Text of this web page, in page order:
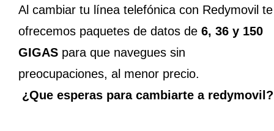
Al cambiar tu línea telefónica con Redymovil te
ofrecemos paquetes de datos de 6, 36 y 150
GIGAS para que navegues sin
preocupaciones, al menor precio.
¿Que esperas para cambiarte a redymovil?